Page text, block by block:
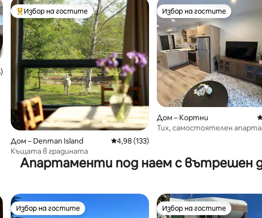
4,92 от 5, 145 отзива
Най-популярен избор на гостите
Избор на гостите
Дом – Denman Island Средна оценка: 4,98 от 5, 133 отзива
4,98 (133)
Къщата в градината
Избор на гостите
Избор на гостите
Дом – Кортни
Тих, самостоятелен
Апартаменти под наем с вътрешен
Избор на гостите
Избор на гостите Избор на гостите
Избор на гостите